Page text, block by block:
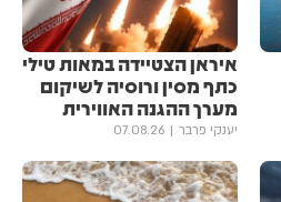
איראן הצטיידה במאות טילי
כתף מסין ורוסיה לשיקום
מערך ההגנה האווירית
יענקי פרבר 07.08.26